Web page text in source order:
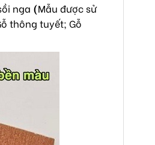
nga (Mẫu được sử
thông tuyết; Gỗ